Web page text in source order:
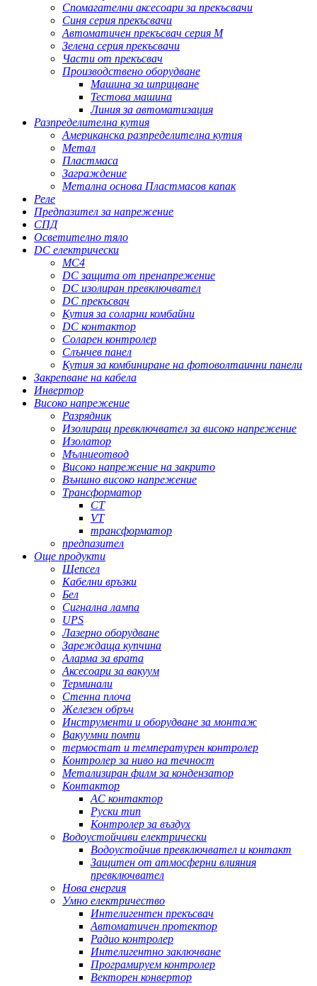
Спомагателни аксесоари за прекъсвачи
Синя серия прекъсвачи
Автоматичен прекъсвач серия M
Зелена серия прекъсвачи
Части от прекъсвач
Производствено оборудване
Машина за шприцване
Тестова машина
Линия за автоматизация
Разпределителна кутия
Американска разпределителна кутия
Метал
Пластмаса
Заграждение
Метална основа Пластмасов капак
Реле
Предпазител за напрежение
СПД
Осветително тяло
DC електрически
MC4
DC защита от пренапрежение
DC изолиран превключвател
DC прекъсвач
Кутия за соларни комбайни
DC контактор
Соларен контролер
Слънчев панел
Кутия за комбиниране на фотоволтаични панели
Закрепване на кабела
Инвертор
Високо напрежение
Разрядник
Изолиращ превключвател за високо напрежение
Изолатор
Мълниеотвод
Високо напрежение на закрито
Външно високо напрежение
Трансформатор
CT
VT
трансформатор
предпазител
Още продукти
Щепсел
Кабелни връзки
Бел
Сигнална лампа
UPS
Лазерно оборудване
Зареждаща купчина
Аларма за врата
Аксесоари за вакуум
Терминали
Стенна плоча
Железен обръч
Инструменти и оборудване за монтаж
Вакуумни помпи
термостат и температурен контролер
Контролер за ниво на течност
Метализиран филм за кондензатор
Контактор
AC контактор
Руски тип
Контролер за въздух
Водоустойчиви електрически
Водоустойчив превключвател и контакт
Защитен от атмосферни влияния
превключвател
Нова енергия
Умно електричество
Интелигентен прекъсвач
Автоматичен протектор
Радио контролер
Интелигентно заключване
Програмируем контролер
Векторен конвертор